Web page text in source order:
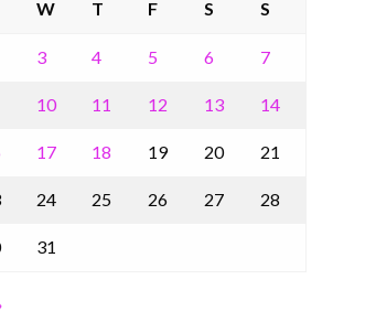
W T F S S
3 4 5 6 7
10 11 12 13 14
17 18 19 20 21
24 25 26 27 28
31